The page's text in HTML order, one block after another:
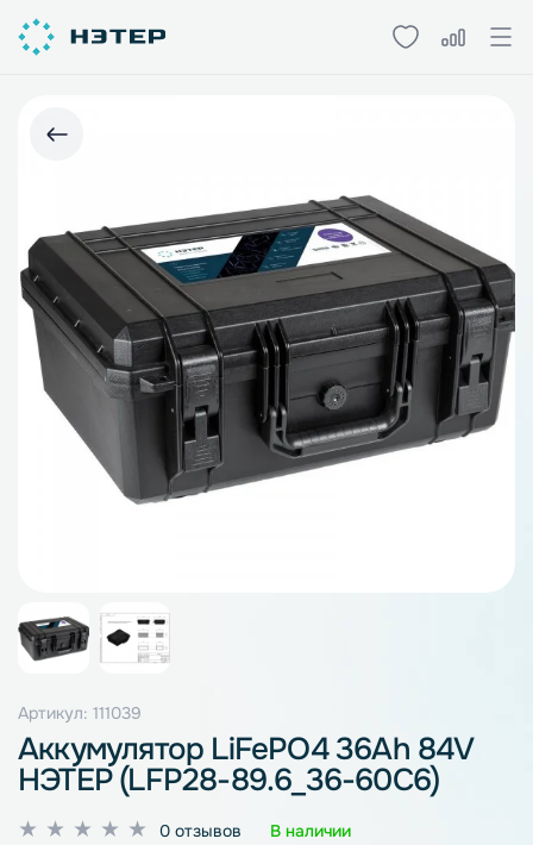
Артикул: 111039
Аккумулятор LiFePO4 36Ah 84V
НЭТЕР (LFP28-89.6_36-60C6)
Оценка
0 отзывов В наличии